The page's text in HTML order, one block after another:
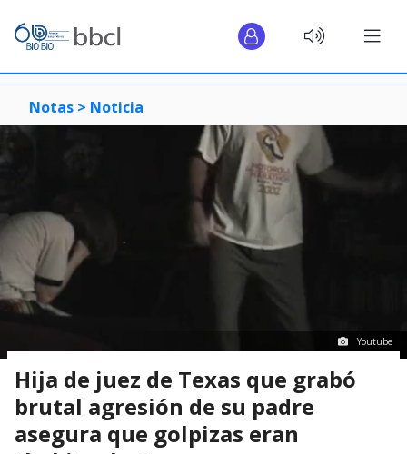
Notas > Noticia
Youtube
Hija de juez de Texas que grabó
brutal agresión de su padre
asegura que golpizas eran